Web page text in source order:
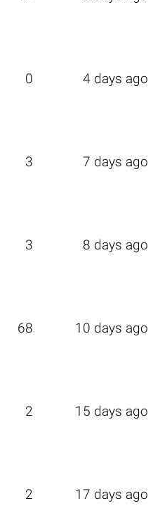
0 4 days ago
3 7 days ago
3 8 days ago
68 10 days ago
2 15 days ago
2 17 days ago